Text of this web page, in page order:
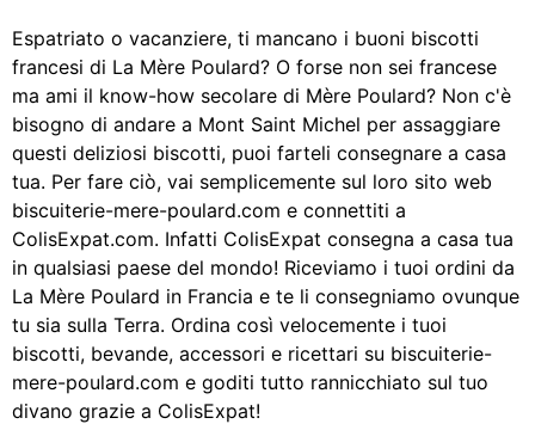
Espatriato o vacanziere, ti mancano i buoni biscotti
francesi di La Mère Poulard? O forse non sei francese
ma ami il know-how secolare di Mère Poulard? Non c'è
bisogno di andare a Mont Saint Michel per assaggiare
questi deliziosi biscotti, puoi farteli consegnare a casa
tua. Per fare ciò, vai semplicemente sul loro sito web
biscuiterie-mere-poulard.com e connettiti a
ColisExpat.com. Infatti ColisExpat consegna a casa tua
in qualsiasi paese del mondo! Riceviamo i tuoi ordini da
La Mère Poulard in Francia e te li consegniamo ovunque
tu sia sulla Terra. Ordina così velocemente i tuoi
biscotti, bevande, accessori e ricettari su biscuiterie-
mere-poulard.com e goditi tutto rannicchiato sul tuo
divano grazie a ColisExpat!